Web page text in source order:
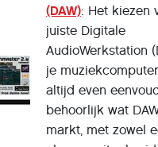
(DAW): Het kiezen
juiste Digitale
AudioWerkstation
je
altijd even
behoorlijk wat
markt, met zowel